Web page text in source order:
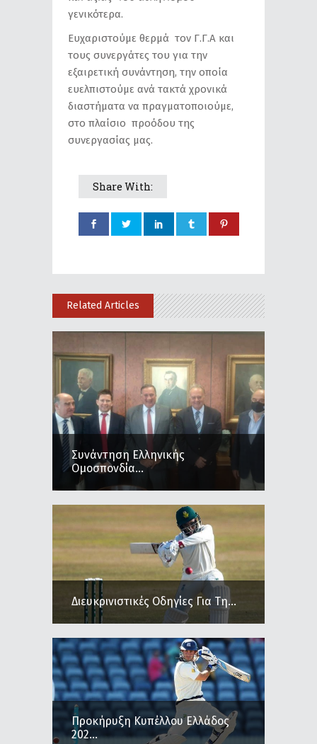
γενικότερα.
Ευχαριστούμε θερμά τον Γ.Γ.Α και
τους συνεργάτες του για την
εξαιρετική συνάντηση, την οποία
ευελπιστούμε ανά τακτά χρονικά
διαστήματα να πραγματοποιούμε,
στο πλαίσιο προόδου της
συνεργασίας μας.
Share With:
Related Articles
Συνάντηση Ελληνικής
Ομοσπονδία...
Διευκρινιστικές Οδηγίες Για Τη...
Προκήρυξη Κυπέλλου Ελλάδος
202...